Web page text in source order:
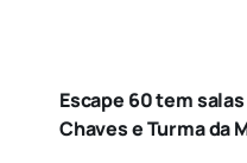
Escape 60 tem
Chaves e Turma da